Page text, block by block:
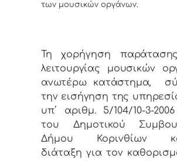
των μουσικών οργάνων.
Τη χορήγηση
λειτουργίας μουσικών
ανωτέρω κατάστημα,
την εισήγηση της
υπ΄ αριθμ. 5/104/10-3-
του Δημοτικού
Δήμου Κορινθίων
διάταξη για τον